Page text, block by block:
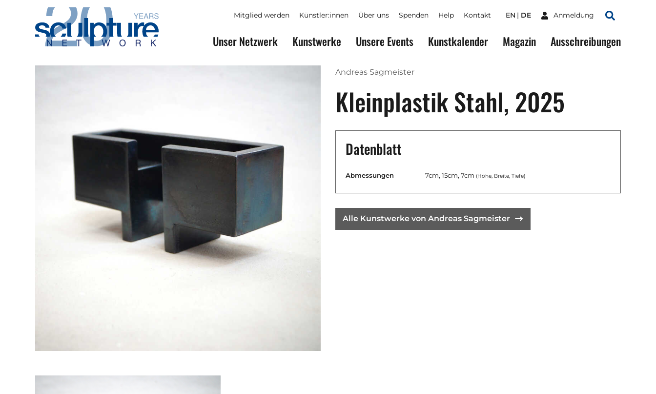
Skip to main content
Mitglied werden Künstler:innen Über uns Spenden Help Kontakt EN DE Anmeldung
Suchen
Unser Netzwerk Kunstwerke Unsere Events Kunstkalender Magazin Ausschreibungen
Andreas Sagmeister
Kleinplastik Stahl, 2025
Datenblatt
Abmessungen 7cm, 15cm, 7cm (Höhe, Breite, Tiefe)
Alle Kunstwerke von Andreas Sagmeister